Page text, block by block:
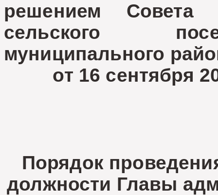
решением Совета
сельского
муниципального
от 16 сентября
Порядок
должности Главы